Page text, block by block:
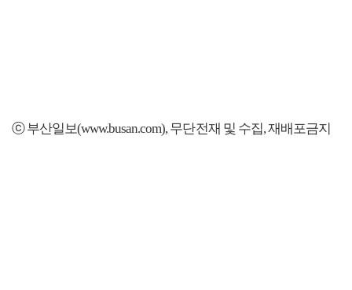
ⓒ 부산일보(www.busan.com), 무단전재 및 수집, 재배포금지